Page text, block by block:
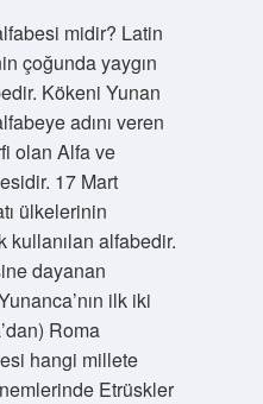
midir? Latin
çoğunda yaygın
Kökeni Yunan
adını veren
olan Alfa ve
17 Mart
ülkelerinin
kullanılan alfabedir.
dayanan
ilk iki
Roma
hangi millete
Etrüskler